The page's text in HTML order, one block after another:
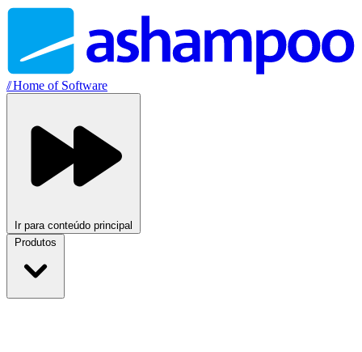
//Home of Software
Ir para conteúdo principal
Produtos